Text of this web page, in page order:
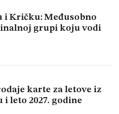
i Kričku: Međusobno
grupi koju vodi
karte za letove iz
i leto 2027. godine